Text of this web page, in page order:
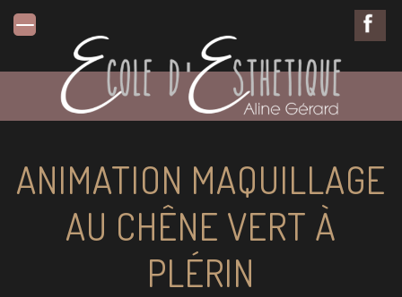
ANIMATION MAQUILLAGE
AU CHÊNE VERT À
PLÉRIN